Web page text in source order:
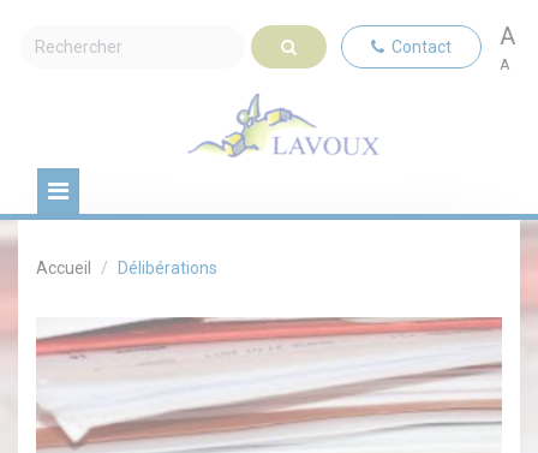
Contact A
A
Accueil Délibérations